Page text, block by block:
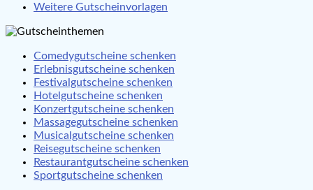
Weitere Gutscheinvorlagen
Comedygutscheine schenken
Erlebnisgutscheine schenken
Festivalgutscheine schenken
Hotelgutscheine schenken
Konzertgutscheine schenken
Massagegutscheine schenken
Musicalgutscheine schenken
Reisegutscheine schenken
Restaurantgutscheine schenken
Sportgutscheine schenken